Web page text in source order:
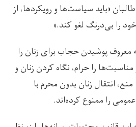
«باید سیاست‌ها و رویکردها، از
را بی‌درنگ لغو کند.»
معروف پوشيدن حجاب براى زنان را
را حرام، نگاه کردن زنان و
انتقال زنان بدون محرم با
را ممنوع کرده‌اند.